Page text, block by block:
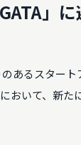
」
あるスター
おいて、新た